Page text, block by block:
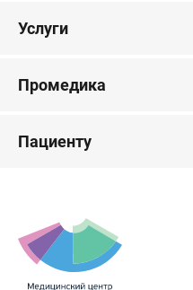
Услуги
Промедика
Пациенту